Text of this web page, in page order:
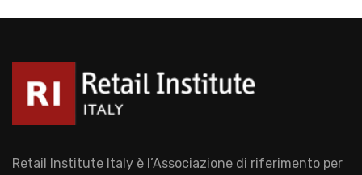
Retail Institute Italy è l’Associazione di riferimento per